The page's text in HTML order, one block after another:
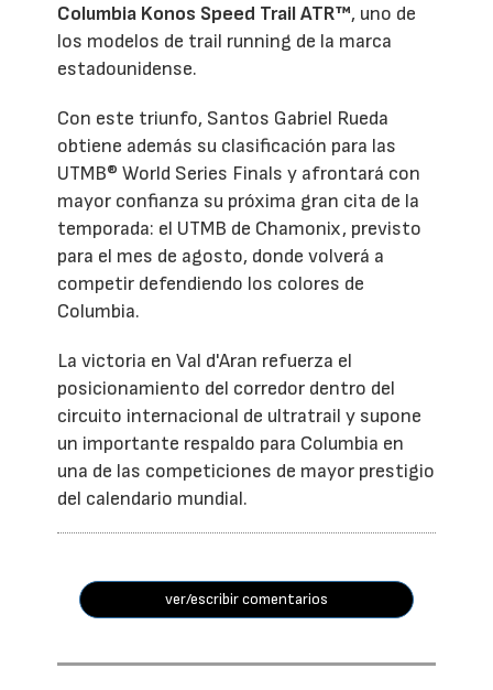
Columbia Konos Speed Trail ATR™, uno de
los modelos de trail running de la marca
estadounidense.
Con este triunfo, Santos Gabriel Rueda
obtiene además su clasificación para las
UTMB® World Series Finals y afrontará con
mayor confianza su próxima gran cita de la
temporada: el UTMB de Chamonix, previsto
para el mes de agosto, donde volverá a
competir defendiendo los colores de
Columbia.
La victoria en Val d'Aran refuerza el
posicionamiento del corredor dentro del
circuito internacional de ultratrail y supone
un importante respaldo para Columbia en
una de las competiciones de mayor prestigio
del calendario mundial.
ver/escribir comentarios